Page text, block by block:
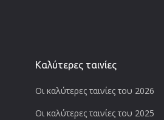
Καλύτερες ταινίες
Οι καλύτερες ταινίες του 2026
Οι καλύτερες ταινίες του 2025